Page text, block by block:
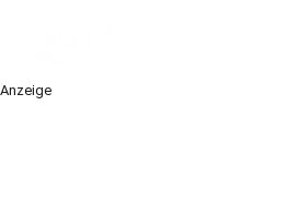
Anzeige